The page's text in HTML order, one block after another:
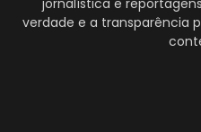
verdade e a transparência